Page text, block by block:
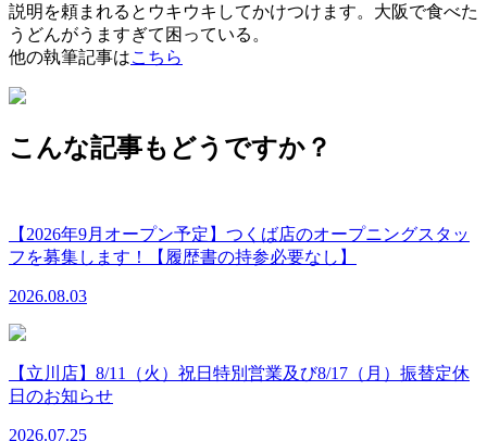
説明を頼まれるとウキウキしてかけつけます。大阪で食べた
うどんがうますぎて困っている。
他の執筆記事はこちら
こんな記事もどうですか？
【2026年9月オープン予定】つくば店のオープニングスタッ
フを募集します！【履歴書の持参必要なし】
2026.08.03
【立川店】8/11（火）祝日特別営業及び8/17（月）振替定休
日のお知らせ
2026.07.25